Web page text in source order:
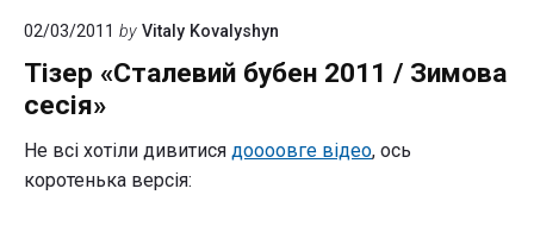
02/03/2011 by Vitaly Kovalyshyn
Тізер «Сталевий бубен 2011 / Зимова
сесія»
Не всі хотіли дивитися доооовге відео, ось
коротенька версія: